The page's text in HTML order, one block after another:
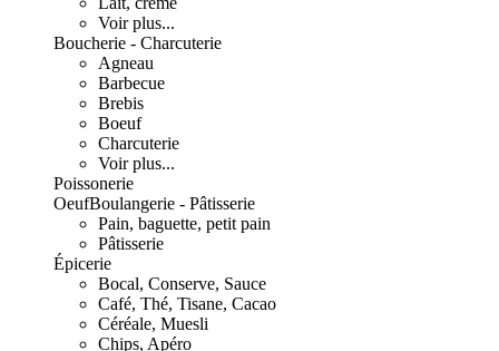
Voir plus...
Boucherie - Charcuterie
Agneau
Barbecue
Brebis
Boeuf
Charcuterie
Voir plus...
Poissonerie
OeufBoulangerie - Pâtisserie
Pain, baguette, petit pain
Pâtisserie
Épicerie
Bocal, Conserve, Sauce
Café, Thé, Tisane, Cacao
Céréale, Muesli
Chips, Apéro